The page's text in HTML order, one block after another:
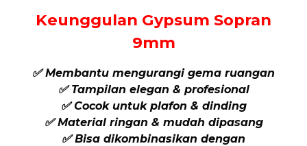
Keunggulan Gypsum Sopran
9mm
✅ Membantu mengurangi gema ruangan
✅ Tampilan elegan & profesional
✅ Cocok untuk plafon & dinding
✅ Material ringan & mudah dipasang
✅ Bisa dikombinasikan dengan